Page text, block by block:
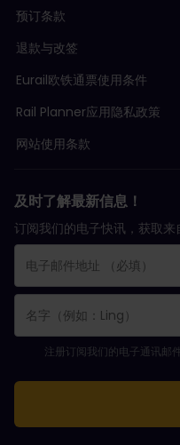
预订条款
退款与改签
Eurail欧铁通票使用条件
Rail Planner应用隐私政策
网站使用条款
及时了解最新信息！
订阅我们的电子快讯，获取来
您已成功订阅。
电子邮件地址栏为必填栏！
电子邮件地址无效！
订阅电子通讯时出错。请稍后
您已订阅此电子通讯！
请同意有关订阅电子通讯的条
注册订阅我们的电子通讯邮